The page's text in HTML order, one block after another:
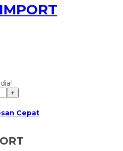
+
Cepat